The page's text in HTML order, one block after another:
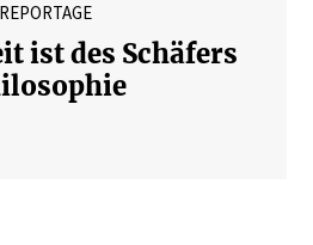
REPORTAGE
ist des Schäfers